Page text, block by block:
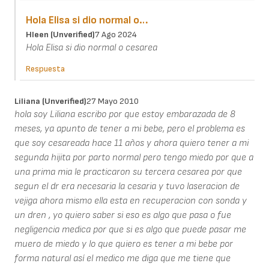
Hola Elisa si dio normal o…
Hleen (unverified)7 Ago 2024
Hola Elisa si dio normal o cesarea
Respuesta
Liliana (unverified)27 Mayo 2010
hola soy Liliana escribo por que estoy embarazada de 8
meses, ya apunto de tener a mi bebe, pero el problema es
que soy cesareada hace 11 años y ahora quiero tener a mi
segunda hijita por parto normal pero tengo miedo por que a
una prima mia le practicaron su tercera cesarea por que
segun el dr era necesaria la cesaria y tuvo laseracion de
vejiga ahora mismo ella esta en recuperacion con sonda y
un dren , yo quiero saber si eso es algo que pasa o fue
negligencia medica por que si es algo que puede pasar me
muero de miedo y lo que quiero es tener a mi bebe por
forma natural así el medico me diga que me tiene que